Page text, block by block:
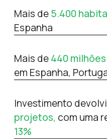
Mais de5.400
Espanha
Mais de440
em Espanha,
Investimento
projetos, com uma
13%